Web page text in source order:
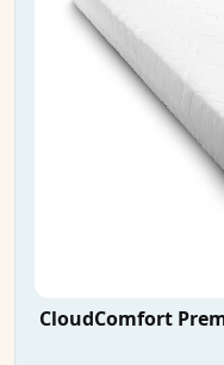
CloudComfort